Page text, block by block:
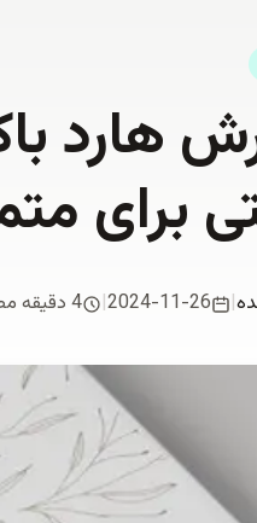
هارد
برای
|
2024-11-26
| 4 دقیقه مطالعه